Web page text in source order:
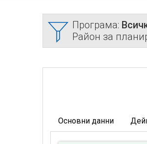
Програма:
Район за
Основни данни